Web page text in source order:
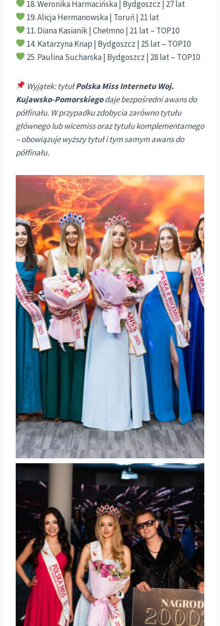
18. Weronika Harmacińska | Bydgoszcz | 27 lat
19. Alicja Hermanowska | Toruń | 21 lat
11. Diana Kasianik | Chełmno | 21 lat – TOP10
14. Katarzyna Knap | Bydgoszcz | 25 lat – TOP10
25. Paulina Sucharska | Bydgoszcz | 28 lat – TOP10
Wyjątek: tytułPolska Miss Internetu Woj.
Kujawsko-Pomorskiegodaje bezpośredni awans do
półfinału. W przypadku zdobycia zarówno tytułu
głównego lub wicemiss oraz tytułu komplementarnego
– obowiązuje wyższy tytuł i tym samym awans do
półfinału.